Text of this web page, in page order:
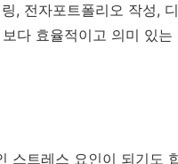
, 전자포트폴리오 작성,
다 효율적이고 의미 있는
스트레스 요인이 되기도